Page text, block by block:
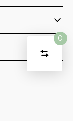
0
Vergelijk
Verwijder
U
Start